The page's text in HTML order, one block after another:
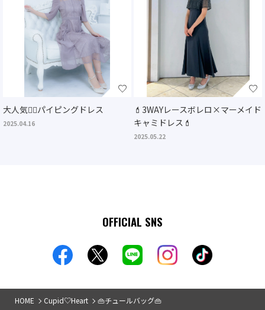
大人気❤️‍🔥パイピングドレス
2025.04.16
💄3WAYレースボレロ×マーメイド
キャミドレス💄
2025.05.22
OFFICIAL SNS
HOME Cupid♡Heart 👜チュールバッグ👜